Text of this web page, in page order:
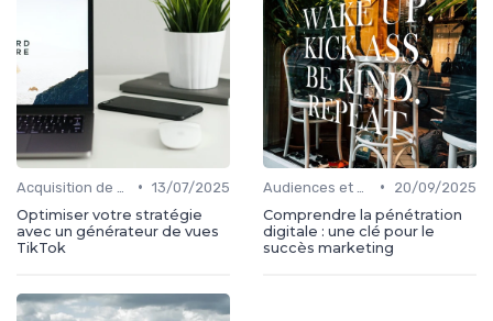
• 13/07/2025
Optimiser votre stratégie
avec un générateur de vues
TikTok
•
20/09/2025
Comprendre la pénétration
digitale : une clé pour le
succès marketing